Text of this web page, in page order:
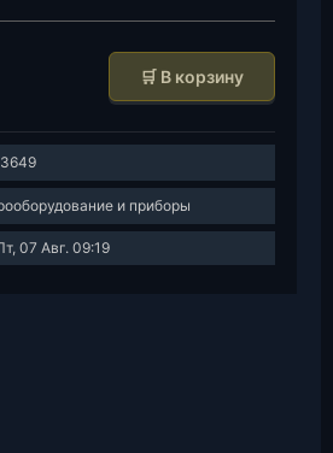
🛒 В корзину
и приборы
07 Авг. 09:19